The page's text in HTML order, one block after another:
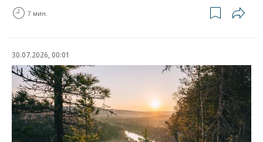
7 мин.
30.07.2026, 00:01